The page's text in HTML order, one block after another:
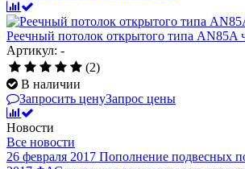
Реечный потолок открытого типа AN85A
Артикул: -
(2)
В наличии
Запросить ценуЗапрос цены
Новости
Все новости
26 февраля 2017 Пополнение подвесных